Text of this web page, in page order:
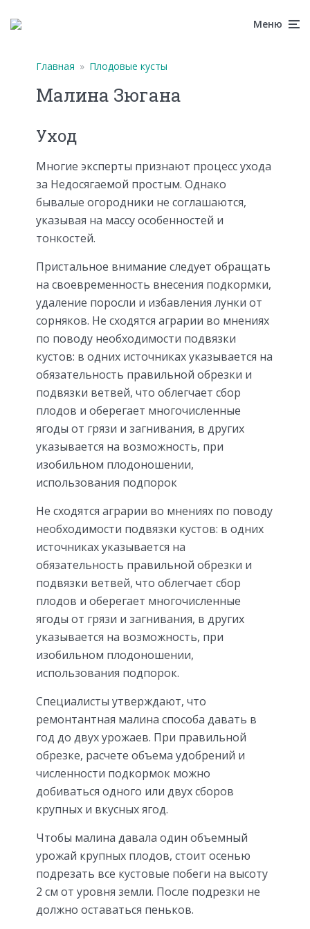
Меню
Главная » Плодовые кусты
Малина Зюгана
Уход
Многие эксперты признают процесс ухода
за Недосягаемой простым. Однако
бывалые огородники не соглашаются,
указывая на массу особенностей и
тонкостей.
Пристальное внимание следует обращать
на своевременность внесения подкормки,
удаление поросли и избавления лунки от
сорняков. Не сходятся аграрии во мнениях
по поводу необходимости подвязки
кустов: в одних источниках указывается на
обязательность правильной обрезки и
подвязки ветвей, что облегчает сбор
плодов и оберегает многочисленные
ягоды от грязи и загнивания, в других
указывается на возможность, при
изобильном плодоношении,
использования подпорок
Не сходятся аграрии во мнениях по поводу
необходимости подвязки кустов: в одних
источниках указывается на
обязательность правильной обрезки и
подвязки ветвей, что облегчает сбор
плодов и оберегает многочисленные
ягоды от грязи и загнивания, в других
указывается на возможность, при
изобильном плодоношении,
использования подпорок.
Специалисты утверждают, что
ремонтантная малина способа давать в
год до двух урожаев. При правильной
обрезке, расчете объема удобрений и
численности подкормок можно
добиваться одного или двух сборов
крупных и вкусных ягод.
Чтобы малина давала один объемный
урожай крупных плодов, стоит осенью
подрезать все кустовые побеги на высоту
2 см от уровня земли. После подрезки не
должно оставаться пеньков.